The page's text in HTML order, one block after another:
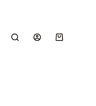
Panier